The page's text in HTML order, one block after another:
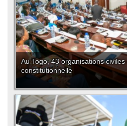
Au Togo, 43 organisations
constitutionnelle